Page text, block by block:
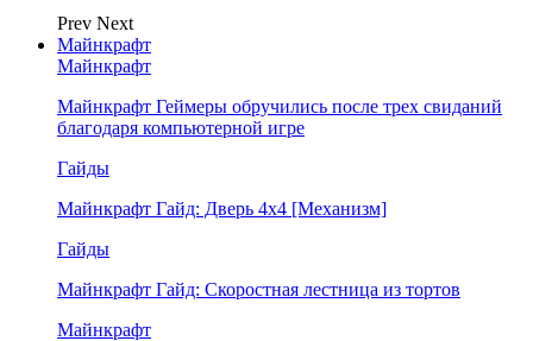
Prev Next
Майнкрафт
Майнкрафт
Майнкрафт Геймеры обручились после трех свиданий
благодаря компьютерной игре
Гайды
Майнкрафт Гайд: Дверь 4х4 [Механизм]
Гайды
Майнкрафт Гайд: Скоростная лестница из тортов
Майнкрафт